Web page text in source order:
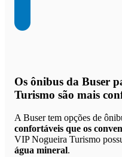
Os ônibus da Buser
Turismo são mais
A Buser tem opções de
confortáveis que os
VIP Nogueira Turismo
água mineral.